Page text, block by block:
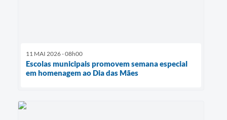
11 MAI 2026 - 08h00
Escolas municipais promovem semana especial
em homenagem ao Dia das Mães